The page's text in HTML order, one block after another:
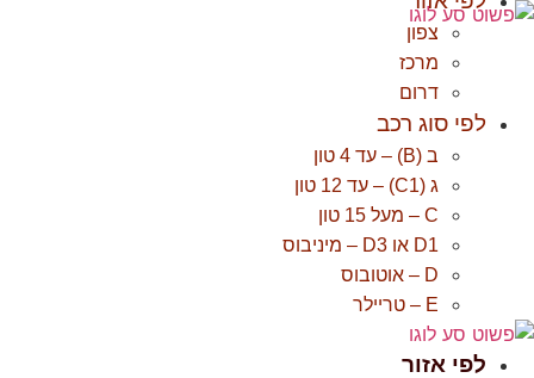
צפון
מרכז
דרום
לפי סוג רכב
ב (B) – עד 4 טון
ג (C1) – עד 12 טון
C – מעל 15 טון
D1 או D3 – מיניבוס
D – אוטובוס
E – טריילר
לפי אזור